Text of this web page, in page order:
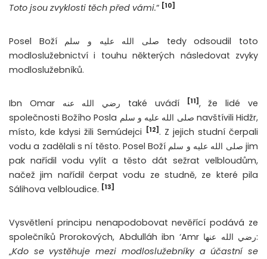
Toto jsou zvyklosti těch před vámi.“ [10]
Posel Boží صلى الله عليه و سلم tedy odsoudil toto
modloslužebnictví i touhu některých následovat zvyky
modloslužebníků.
Ibn Omar رضي الله عنه také uvádí [11] , že lidé ve
společnosti Božího Posla صلى الله عليه و سلم navštívili Hidžr,
místo, kde kdysi žili Semúdejci
[12] . Z jejich studní čerpali
vodu a zadělali s ní těsto. Posel Boží صلى الله عليه و سلم jim
pak nařídil vodu vylít a těsto dát sežrat velbloudům,
načež jim nařídil čerpat vodu ze studně, ze které pila
Sálihova velbloudice. [13]
Vysvětlení principu nenapodobovat nevěřící podává ze
společníků Prorokových, Abdulláh ibn ‘Amr رضي الله عنها:
„Kdo se vystěhuje mezi modloslužebníky a účastní se